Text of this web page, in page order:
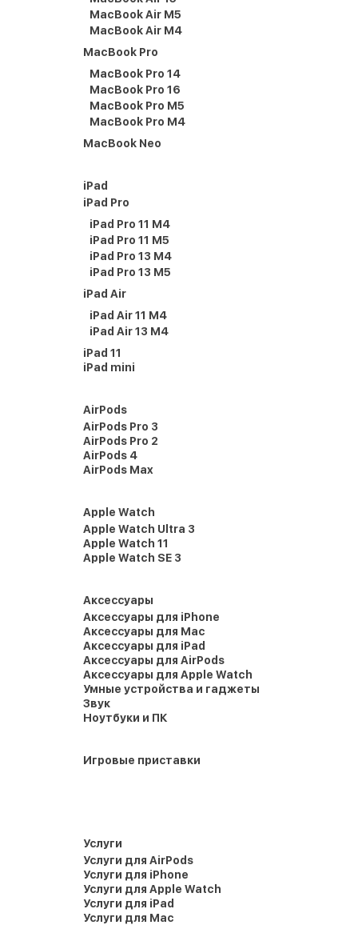
MacBook Air M5
MacBook Air M4
MacBook Pro
MacBook Pro 14
MacBook Pro 16
MacBook Pro M5
MacBook Pro M4
MacBook Neo
iPad
iPad Pro
iPad Pro 11 M4
iPad Pro 11 M5
iPad Pro 13 M4
iPad Pro 13 M5
iPad Air
iPad Air 11 M4
iPad Air 13 M4
iPad 11
iPad mini
AirPods
AirPods Pro 3
AirPods Pro 2
AirPods 4
AirPods Max
Apple Watch
Apple Watch Ultra 3
Apple Watch 11
Apple Watch SE 3
Аксессуары
Аксессуары для iPhone
Аксессуары для Mac
Аксессуары для iPad
Аксессуары для AirPods
Аксессуары для Apple Watch
Умные устройства и гаджеты
Звук
Ноутбуки и ПК
Игровые приставки
Услуги
Услуги для AirPods
Услуги для iPhone
Услуги для Apple Watch
Услуги для iPad
Услуги для Mac